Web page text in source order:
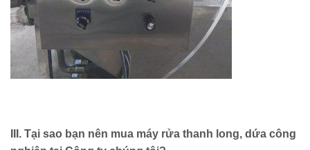
III. Tại sao bạn nên mua máy rửa thanh long, dứa công